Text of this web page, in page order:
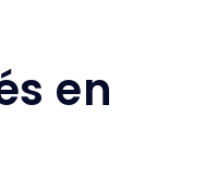
en